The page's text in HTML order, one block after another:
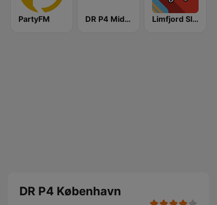
PartyFM DR P4 Midt & Vest Limfjord Slager
DR P4 København